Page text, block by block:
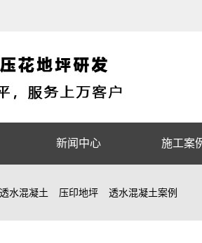
新闻中心 施工案
水混凝土 压印地坪 透水混凝土案例